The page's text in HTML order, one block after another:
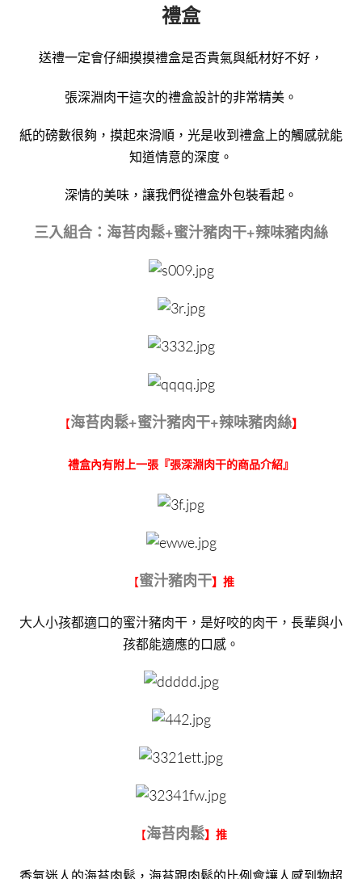
禮盒
送禮一定會仔細摸摸禮盒是否貴氣與紙材好不好，
張深淵肉干這次的禮盒設計的非常精美。
紙的磅數很夠，摸起來滑順，光是收到禮盒上的觸感就能
知道情意的深度。
深情的美味，讓我們從禮盒外包裝看起。
三入組合：海苔肉鬆+蜜汁豬肉干+辣味豬肉絲
【海苔肉鬆+蜜汁豬肉干+辣味豬肉絲】
禮盒內有附上一張『張深淵肉干的商品介紹』
【蜜汁豬肉干】推
大人小孩都適口的蜜汁豬肉干，是好咬的肉干，長輩與小
孩都能適應的口感。
【海苔肉鬆】推
香氣迷人的海苔肉鬆，海苔跟肉鬆的比例會讓人感到物超